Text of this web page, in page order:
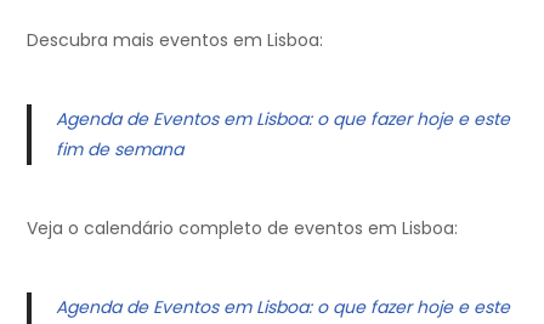
Descubra mais eventos em Lisboa:
Agenda de Eventos em Lisboa: o que fazer hoje e este
fim de semana
Veja o calendário completo de eventos em Lisboa:
Agenda de Eventos em Lisboa: o que fazer hoje e este